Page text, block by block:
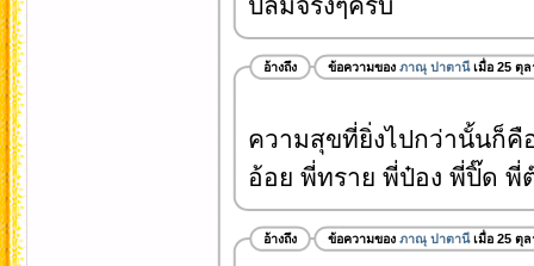
อ้างถึง ข้อความของ ภาณุ ปาตานีเมื่อ 25 ตุล
ความสุขที่ยิ่งไปกว่านั้นก็
อ้อย พี่ทราย พี่ป๋อง พี่ปิ๊ด พี่
อ้างถึง ข้อความของ ภาณุ ปาตานีเมื่อ 25 ตุล